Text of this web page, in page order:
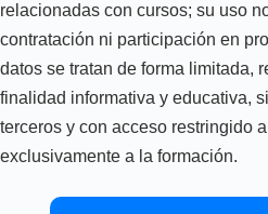
relacionadas con cursos; su uso
contratación ni participación en
datos se tratan de forma limitada,
finalidad informativa y educativa,
terceros y con acceso restringido
exclusivamente a la formación.